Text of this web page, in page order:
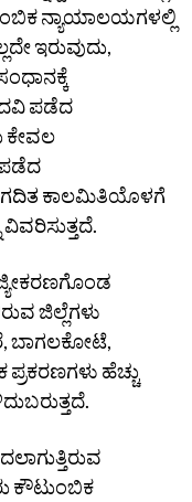
ನ್ಯಾಯಾಲಯಗಳಲ್ಲಿ
ಇರುವುದು,
ಪಡೆದ
ಕೇವಲ
ಪಡೆದ
ಕಾಲಮಿತಿಯೊಳಗೆ
ವಿವರಿಸುತ್ತದೆ.
ಜಿಲ್ಲೆಗಳು
ಬಾಗಲಕೋಟೆ,
ಹೆಚ್ಚು
ಕೌಟುಂಬಿಕ